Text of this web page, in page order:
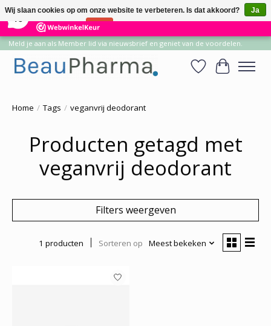
14 Reviews ×
Meld je aan als Member lid via nieuwsbrief en geniet van de voordelen.
Verlanglijst
Home / Tags / veganvrij deodorant
Producten getagd met
veganvrij deodorant
Filters weergeven
1 producten Sorteren op Meest bekeken
Wij slaan cookies op om onze website te verbeteren. Is dat akkoord?
Ja
Nee